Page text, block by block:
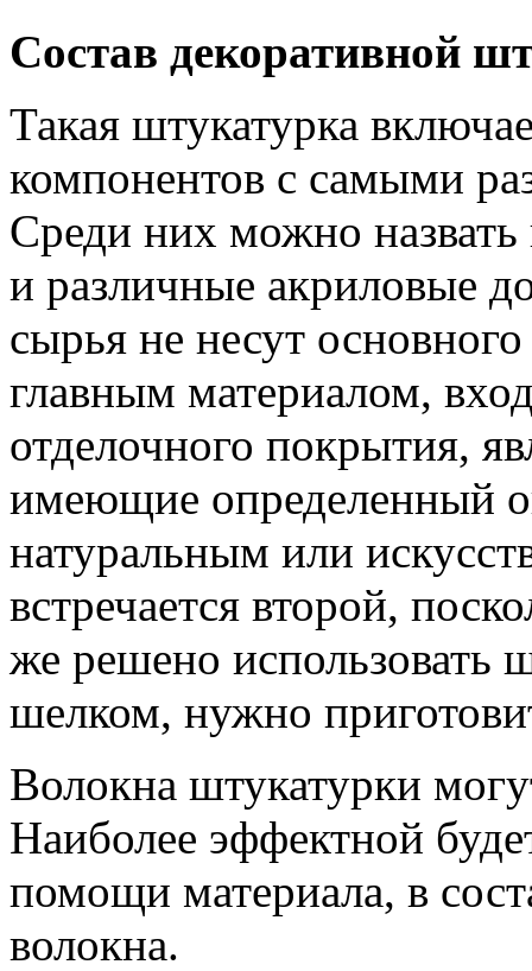
Состав декоративной
Такая штукатурка
компонентов с самыми
Среди них можно назвать
и различные акриловые
сырья не несут
главным материалом,
отделочного покрытия,
имеющие определенный
натуральным или
встречается второй,
же решено использовать
шелком, нужно
Волокна штукатурки
Наиболее эффектной
помощи материала, в
волокна.